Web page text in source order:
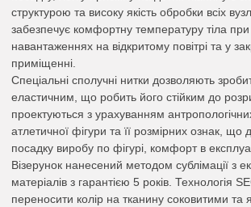
структурою та високу якість обробки всіх
забезпечує комфортну температуру тіла при
навантаженнях на відкритому повітрі та у
приміщенні.
Спеціальні сполучні нитки дозволяють
еластичним, що робить його стійким до
проектуються з урахуванням
атлетичної фігури та її розмірних ознак, що
посадку виробу по фігурі, комфорт в
Візерунок нанесений методом сублімації з
матеріалів з гарантією 5 років. Технологія
переносити колір на тканину соковитими та